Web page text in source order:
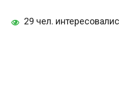
6 режимов сложности
29 чел.